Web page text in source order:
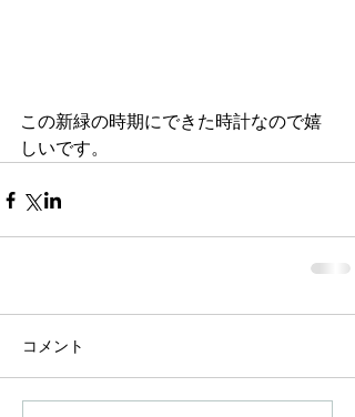
この新緑の時期にできた時計なので嬉
しいです。
コメント